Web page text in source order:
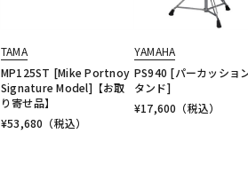
TAMA
MP125ST [Mike Portnoy
Signature Model]【お取
り寄せ品】
¥53,680 （税込）
YAMAHA
PS940 [パーカッショ
タンド]
¥17,600 （税込）